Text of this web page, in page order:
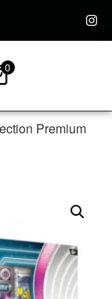
0
Premium